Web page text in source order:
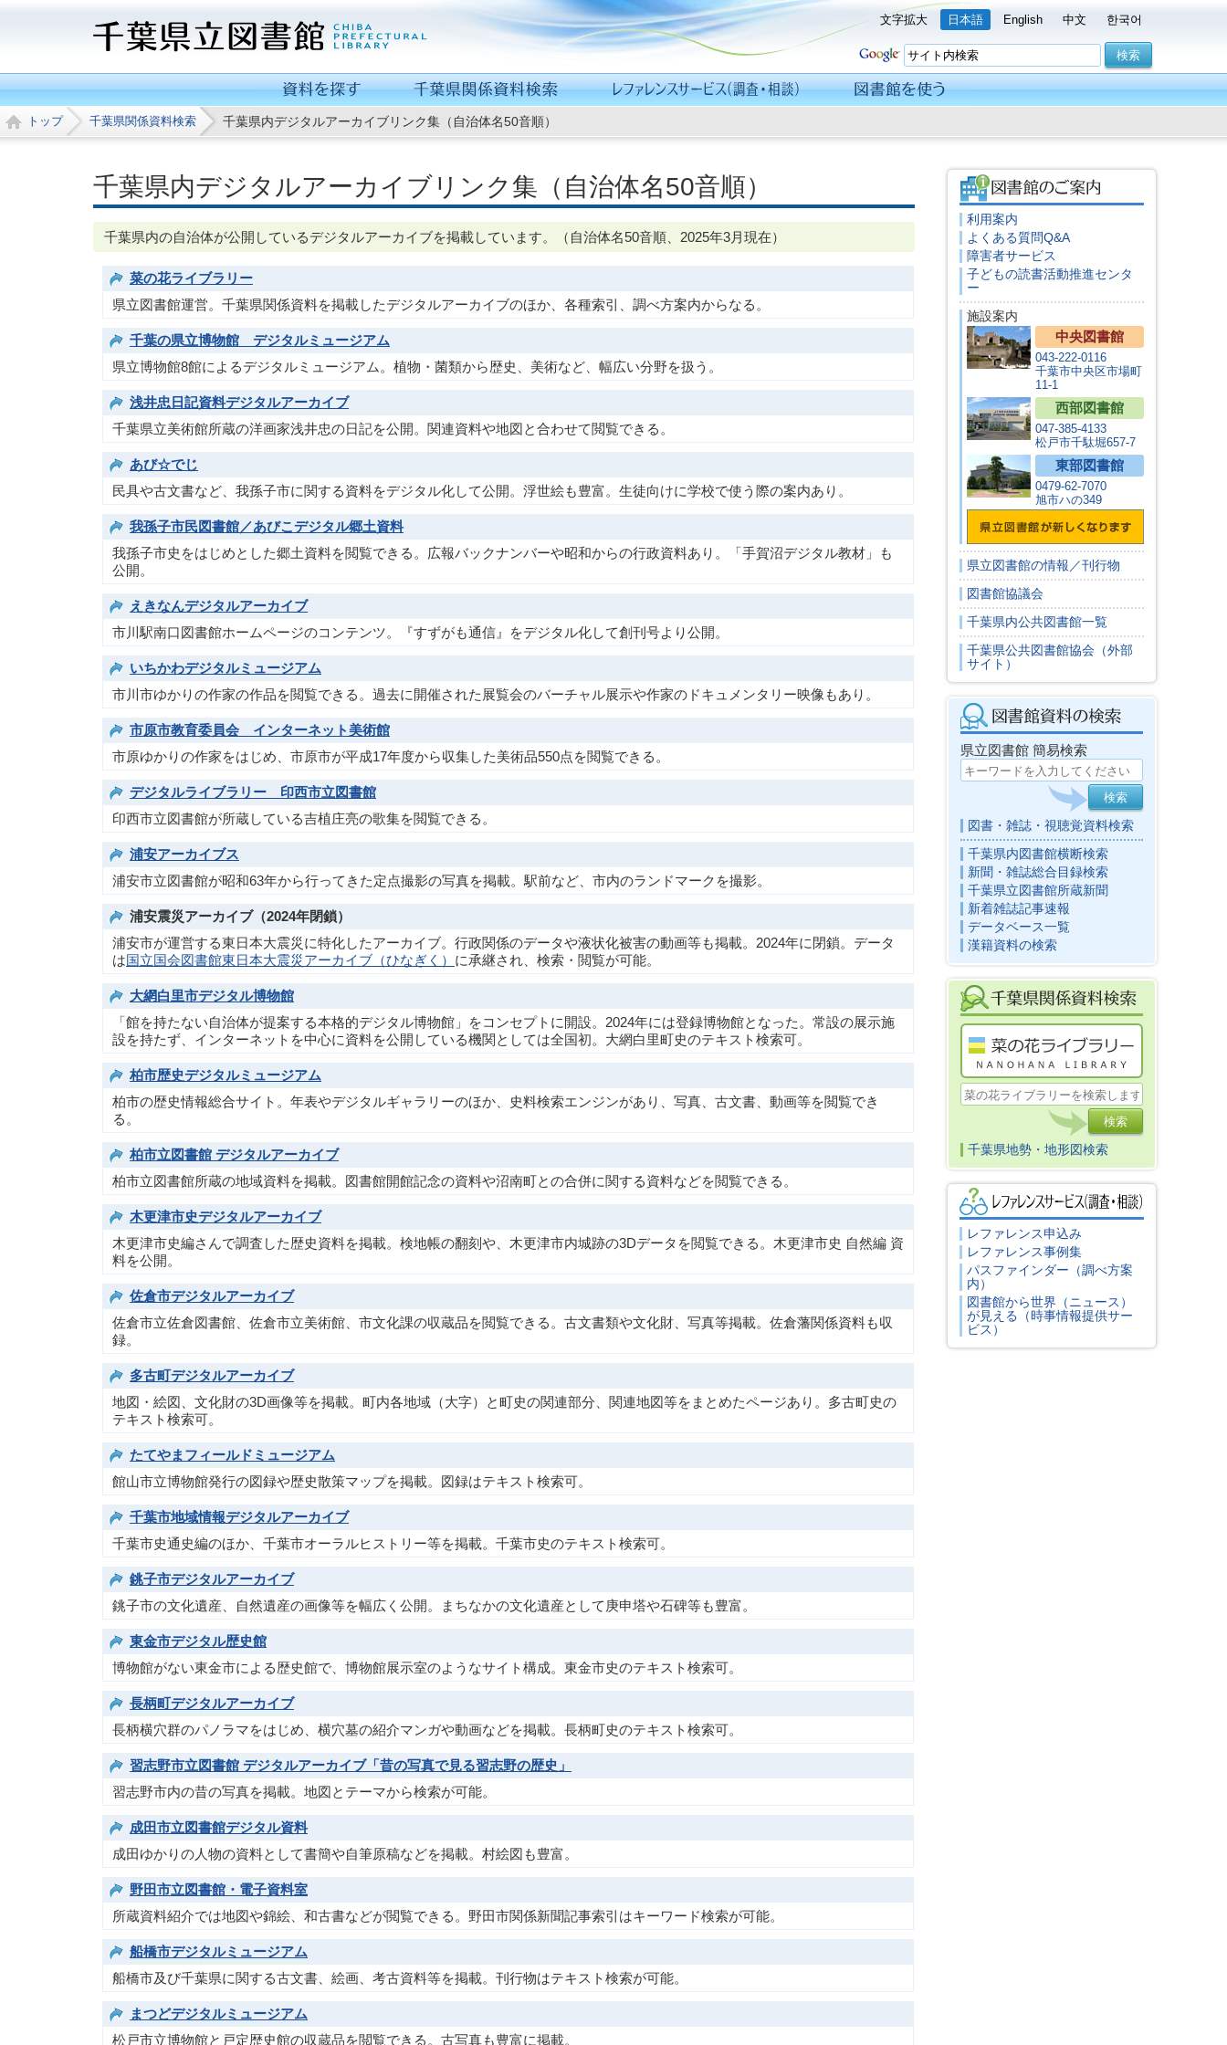
文字拡大 日本語 English 中文 한국어
トップ 千葉県関係資料検索 千葉県内デジタルアーカイブリンク集（自治体名50音順）
千葉県内デジタルアーカイブリンク集（自治体名50音順）
千葉県内の自治体が公開しているデジタルアーカイブを掲載しています。（自治体名50音順、2025年3月現在）
菜の花ライブラリー
県立図書館運営。千葉県関係資料を掲載したデジタルアーカイブのほか、各種索引、調べ方案内からなる。
千葉の県立博物館 デジタルミュージアム
県立博物館8館によるデジタルミュージアム。植物・菌類から歴史、美術など、幅広い分野を扱う。
浅井忠日記資料デジタルアーカイブ
千葉県立美術館所蔵の洋画家浅井忠の日記を公開。関連資料や地図と合わせて閲覧できる。
あび☆でじ
民具や古文書など、我孫子市に関する資料をデジタル化して公開。浮世絵も豊富。生徒向けに学校で使う際の案内あり。
我孫子市民図書館／あびこデジタル郷土資料
我孫子市史をはじめとした郷土資料を閲覧できる。広報バックナンバーや昭和からの行政資料あり。「手賀沼デジタル教材」も
公開。
えきなんデジタルアーカイブ
市川駅南口図書館ホームページのコンテンツ。『すずがも通信』をデジタル化して創刊号より公開。
いちかわデジタルミュージアム
市川市ゆかりの作家の作品を閲覧できる。過去に開催された展覧会のバーチャル展示や作家のドキュメンタリー映像もあり。
市原市教育委員会 インターネット美術館
市原ゆかりの作家をはじめ、市原市が平成17年度から収集した美術品550点を閲覧できる。
デジタルライブラリー 印西市立図書館
印西市立図書館が所蔵している吉植庄亮の歌集を閲覧できる。
浦安アーカイブス
浦安市立図書館が昭和63年から行ってきた定点撮影の写真を掲載。駅前など、市内のランドマークを撮影。
浦安震災アーカイブ（2024年閉鎖）
浦安市が運営する東日本大震災に特化したアーカイブ。行政関係のデータや液状化被害の動画等も掲載。2024年に閉鎖。データ
は国立国会図書館東日本大震災アーカイブ（ひなぎく） に承継され、検索・閲覧が可能。
大網白里市デジタル博物館
「館を持たない自治体が提案する本格的デジタル博物館」をコンセプトに開設。2024年には登録博物館となった。常設の展示施
設を持たず、インターネットを中心に資料を公開している機関としては全国初。大網白里町史のテキスト検索可。
柏市歴史デジタルミュージアム
柏市の歴史情報総合サイト。年表やデジタルギャラリーのほか、史料検索エンジンがあり、写真、古文書、動画等を閲覧でき
る。
柏市立図書館 デジタルアーカイブ
柏市立図書館所蔵の地域資料を掲載。図書館開館記念の資料や沼南町との合併に関する資料などを閲覧できる。
木更津市史デジタルアーカイブ
木更津市史編さんで調査した歴史資料を掲載。検地帳の翻刻や、木更津市内城跡の3Dデータを閲覧できる。木更津市史 自然編 資
料を公開。
佐倉市デジタルアーカイブ
佐倉市立佐倉図書館、佐倉市立美術館、市文化課の収蔵品を閲覧できる。古文書類や文化財、写真等掲載。佐倉藩関係資料も収
録。
多古町デジタルアーカイブ
地図・絵図、文化財の3D画像等を掲載。町内各地域（大字）と町史の関連部分、関連地図等をまとめたページあり。多古町史の
テキスト検索可。
たてやまフィールドミュージアム
館山市立博物館発行の図録や歴史散策マップを掲載。図録はテキスト検索可。
千葉市地域情報デジタルアーカイブ
千葉市史通史編のほか、千葉市オーラルヒストリー等を掲載。千葉市史のテキスト検索可。
銚子市デジタルアーカイブ
銚子市の文化遺産、自然遺産の画像等を幅広く公開。まちなかの文化遺産として庚申塔や石碑等も豊富。
東金市デジタル歴史館
博物館がない東金市による歴史館で、博物館展示室のようなサイト構成。東金市史のテキスト検索可。
長柄町デジタルアーカイブ
長柄横穴群のパノラマをはじめ、横穴墓の紹介マンガや動画などを掲載。長柄町史のテキスト検索可。
習志野市立図書館 デジタルアーカイブ「昔の写真で見る習志野の歴史」
習志野市内の昔の写真を掲載。地図とテーマから検索が可能。
成田市立図書館デジタル資料
成田ゆかりの人物の資料として書簡や自筆原稿などを掲載。村絵図も豊富。
野田市立図書館・電子資料室
所蔵資料紹介では地図や錦絵、和古書などが閲覧できる。野田市関係新聞記事索引はキーワード検索が可能。
船橋市デジタルミュージアム
船橋市及び千葉県に関する古文書、絵画、考古資料等を掲載。刊行物はテキスト検索が可能。
まつどデジタルミュージアム
松戸市立博物館と戸定歴史館の収蔵品を閲覧できる。古写真も豊富に掲載。
利用案内
よくある質問Q&A
障害者サービス
子どもの読書活動推進センタ
ー
施設案内
中央図書館
043-222-0116
千葉市中央区市場町
11-1
西部図書館
047-385-4133
松戸市千駄堀657-7
東部図書館
0479-62-7070
旭市ハの349
県立図書館の情報／刊行物
図書館協議会
千葉県内公共図書館一覧
千葉県公共図書館協会（外部
サイト）
県立図書館 簡易検索
図書・雑誌・視聴覚資料検索
千葉県内図書館横断検索
新聞・雑誌総合目録検索
千葉県立図書館所蔵新聞
新着雑誌記事速報
データベース一覧
漢籍資料の検索
千
県
関
千葉県地勢・地形図検索
レファレンス申込み
レファレンス事例集
パスファインダー（調べ方案
内）
図書館から世界（ニュース）
が見える（時事情報提供サー
ビス）